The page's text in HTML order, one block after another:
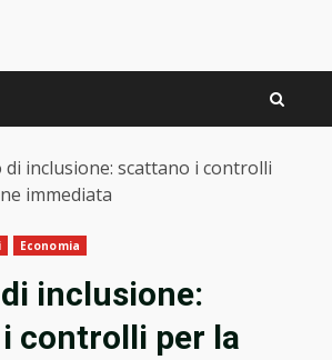
di inclusione: scattano i controlli
immediata
Economia
inclusione:
controlli per la